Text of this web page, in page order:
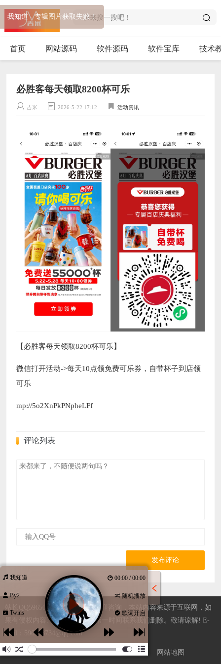
首页 网站源码 软件源码 软件宝库 技术
必胜客每天领取8200杯可乐
吉米 2026-5-22 17:12 活动资讯
【必胜客每天领取8200杯可乐】
微信打开活动->每天10点领免费可乐券，自带杯子到店领
可乐
mp://5o2XnPkPNpheLFf
评论列表
发布评论
站长QQ596508734，广告合作欢迎咨询，本站内容来源于互联网，如
果有侵权内容、不妥之处，请第一时间联系我们删除。敬请谅解! E-
mail：596508734@qq.com
版权声明 侵权处理 广告合作 我要投稿 网站地图
我知道 00:00 / 00:00
By2 随机播放
Twins 歌词开启
我知道 - 专辑图片获取失败！